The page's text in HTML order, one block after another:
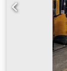
Cihaz görsel ve
önceki satışa
bizimle